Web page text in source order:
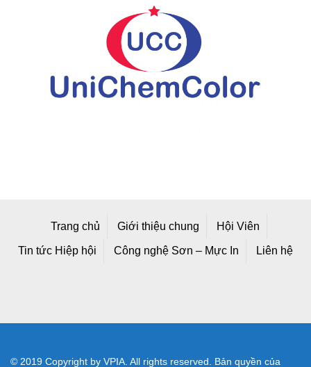
Trang chủ Giới thiệu chung Hội Viên
Tin tức Hiệp hội Công nghệ Sơn – Mực In Liên hệ
© 2019 Copyright by VPIA. All rights reserved. Bản quyền của